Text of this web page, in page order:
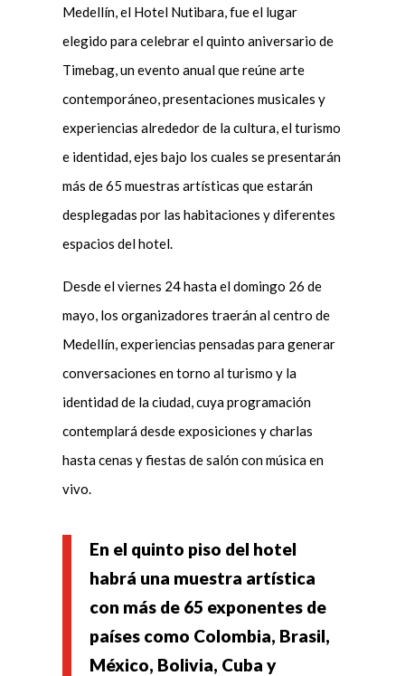
Medellín, el Hotel Nutibara, fue el lugar
elegido para celebrar el quinto aniversario de
Timebag, un evento anual que reúne arte
contemporáneo, presentaciones musicales y
experiencias alrededor de la cultura, el turismo
e identidad, ejes bajo los cuales se presentarán
más de 65 muestras artísticas que estarán
desplegadas por las habitaciones y diferentes
espacios del hotel.
Desde el viernes 24 hasta el domingo 26 de
mayo, los organizadores traerán al centro de
Medellín, experiencias pensadas para generar
conversaciones en torno al turismo y la
identidad de la ciudad, cuya programación
contemplará desde exposiciones y charlas
hasta cenas y fiestas de salón con música en
vivo.
En el quinto piso del hotel
habrá una muestra artística
con más de 65 exponentes de
países como Colombia, Brasil,
México, Bolivia, Cuba y